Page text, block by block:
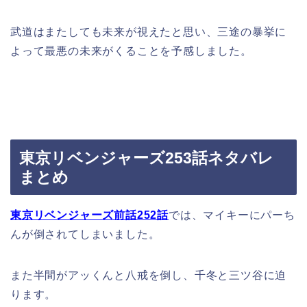
武道はまたしても未来が視えたと思い、三途の暴挙に
よって最悪の未来がくることを予感しました。
東京リベンジャーズ253話ネタバレ
まとめ
東京リベンジャーズ前話252話では、マイキーにパーち
んが倒されてしまいました。
また半間がアッくんと八戒を倒し、千冬と三ツ谷に迫
ります。